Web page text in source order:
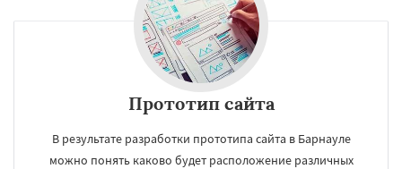
Прототип сайта
В результате разработки прототипа сайта в Барнауле
можно понять каково будет расположение различных